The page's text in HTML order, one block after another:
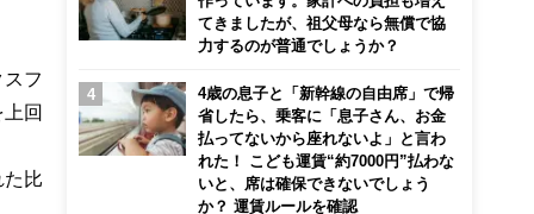
フ
回
た比
てきましたが、祖父母なら無償で協
力するのが普通でしょうか？
4歳の息子と「新幹線の自由席」で帰
省したら、乗客に「息子さん、お金
払ってないから座れないよ」と言わ
れた！ こども運賃“約7000円”払わな
いと、席は確保できないでしょう
か？ 運賃ルールを確認